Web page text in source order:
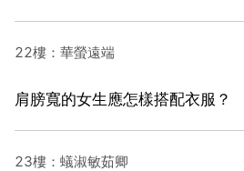
22樓：華螢遠端
肩膀寬的女生應怎樣搭配衣服？
23樓：蟻淑敏茹卿